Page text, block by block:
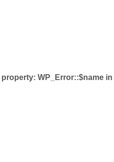
WP_Error::$name in